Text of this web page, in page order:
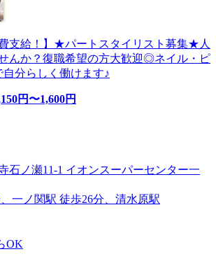
費支給！】★パートスタイリスト募集★人
んか？復職希望の方大歓迎◎ネイル・ピ
分らしく働けます♪
円〜1,600円
石ノ瀬11-1 イオンスーパーセンター一
一ノ関駅 徒歩26分、清水原駅
OK